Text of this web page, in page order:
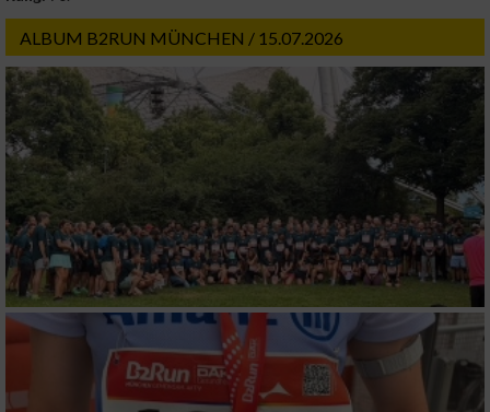
ALBUM B2RUN MÜNCHEN / 15.07.2026